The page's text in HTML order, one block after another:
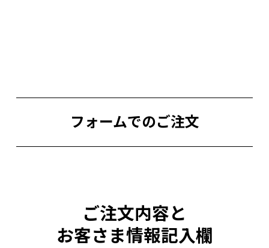
フォームでのご注文
ご注文内容と
お客さま情報記入欄